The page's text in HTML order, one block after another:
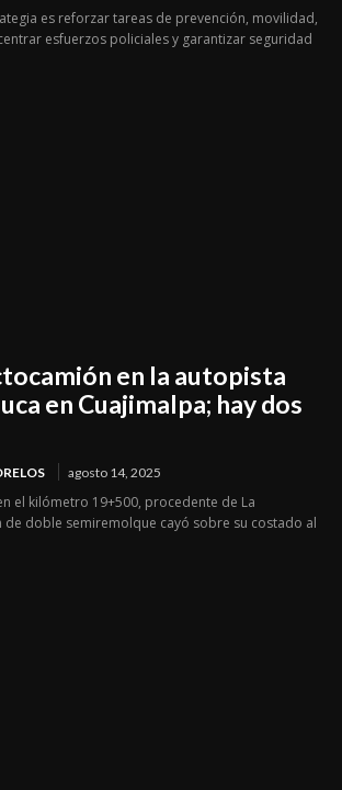
es reforzar tareas de prevención, movilidad,
esfuerzos policiales y garantizar seguridad
en la autopista
en Cuajimalpa; hay dos
agosto 14, 2025
el kilómetro 19+500, procedente de La
de doble semiremolque cayó sobre su costado al